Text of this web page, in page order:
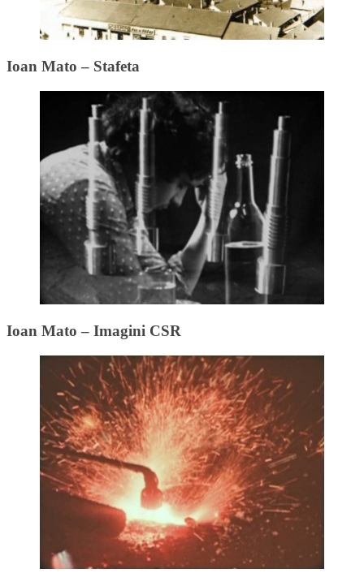
Ioan Mato – Stafeta
Ioan Mato – Imagini CSR